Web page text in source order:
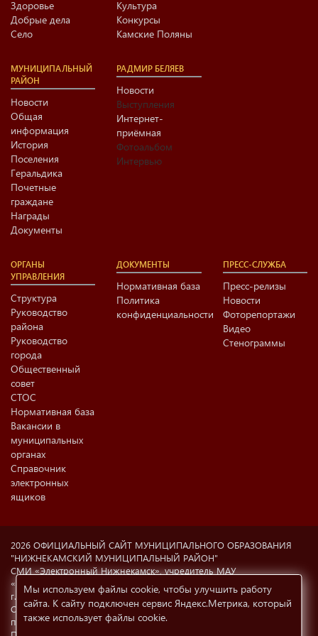
Здоровье
Добрые дела
Село
Культура
Конкурсы
Камские Поляны
МУНИЦИПАЛЬНЫЙ
РАЙОН
Новости
Общая
информация
История
Поселения
Геральдика
Почетные
граждане
Награды
Документы
РАДМИР БЕЛЯЕВ
Новости
Выступления
Интернет-
приёмная
Фотоальбом
Интервью
ОРГАНЫ
УПРАВЛЕНИЯ
Структура
Руководство
района
Руководство
города
Общественный
совет
СТОС
Нормативная база
Вакансии в
муниципальных
органах
Справочник
электронных
ящиков
ДОКУМЕНТЫ
Нормативная база
Политика
конфиденциальности
ПРЕСС-СЛУЖБА
Пресс-релизы
Новости
Фоторепортажи
Видео
Стенограммы
2026 ОФИЦИАЛЬНЫЙ САЙТ МУНИЦИПАЛЬНОГО ОБРАЗОВАНИЯ
"НИЖНЕКАМСКИЙ МУНИЦИПАЛЬНЫЙ РАЙОН"
СМИ «Электронный Нижнекамск», учредитель МАУ
«Информационный центр г. Нижнекамска» (423570 РФ, РТ,
г.Нижнекамск, ул. Ахтубинская, 6а). Свидетельство о регистрации
СМИ Эл №77-8606 от 12.02.2004, Министерство РФ по делам
печати, телерадиовещания и СМК.
Мы используем файлы cookie, чтобы улучшить работу
сайта. К сайту подключен сервис Яндекс.Метрика, который
также использует файлы cookie.